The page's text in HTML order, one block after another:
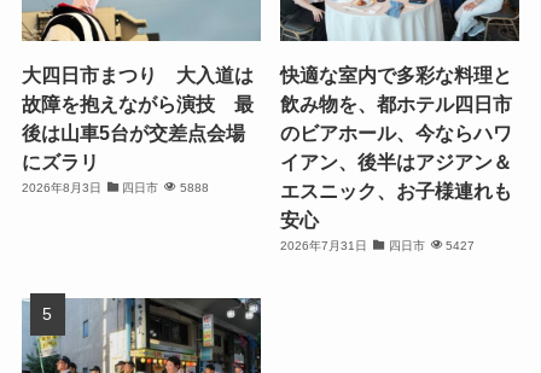
大四日市まつり 大入道は
故障を抱えながら演技 最
後は山車5台が交差点会場
にズラリ
2026年8月3日 四日市 5888
快適な室内で多彩な料理と
飲み物を、都ホテル四日市
のビアホール、今ならハワ
イアン、後半はアジアン＆
エスニック、お子様連れも
安心
2026年7月31日 四日市 5427